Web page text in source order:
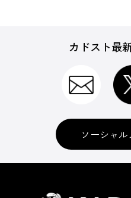
カドスト最
ソーシャ